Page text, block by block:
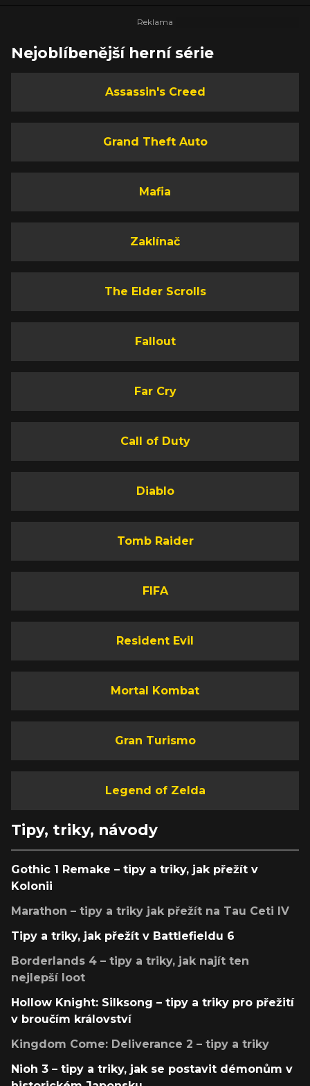
Nejoblíbenější herní série
Assassin's Creed
Grand Theft Auto
Mafia
Zaklínač
The Elder Scrolls
Fallout
Far Cry
Call of Duty
Diablo
Tomb Raider
FIFA
Resident Evil
Mortal Kombat
Gran Turismo
Legend of Zelda
Tipy, triky, návody
Gothic 1 Remake – tipy a triky, jak přežít v
Kolonii
Marathon – tipy a triky jak přežít na Tau Ceti IV
Tipy a triky, jak přežít v Battlefieldu 6
Borderlands 4 – tipy a triky, jak najít ten
nejlepší loot
Hollow Knight: Silksong – tipy a triky pro přežití
v broučím království
Kingdom Come: Deliverance 2 – tipy a triky
Nioh 3 – tipy a triky, jak se postavit démonům v